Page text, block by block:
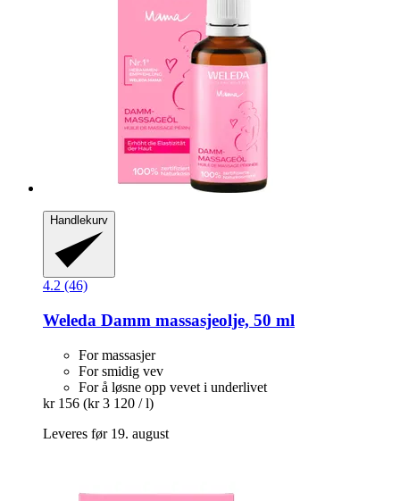
Handlekurv
4.2 (46)
Weleda Damm massasjeolje, 50 ml
For massasjer
For smidig vev
For å løsne opp vevet i underlivet
kr 156 (kr 3 120 / l)
Leveres før 19. august